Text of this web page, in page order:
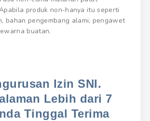
produk non-hanya itu seperti
bahan pengembang alami, pengawet
buatan.
Izin SNI.
Lebih dari 7
Tinggal Terima